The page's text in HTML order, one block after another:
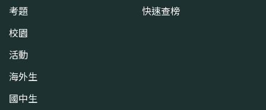
考題
校園
活動
海外生
國中生
快速查榜